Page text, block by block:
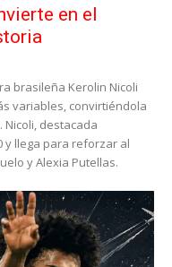
en el
brasileña Kerolin Nicoli
variables, convirtiéndola
destacada
y llega para reforzar al
y Alexia Putellas.